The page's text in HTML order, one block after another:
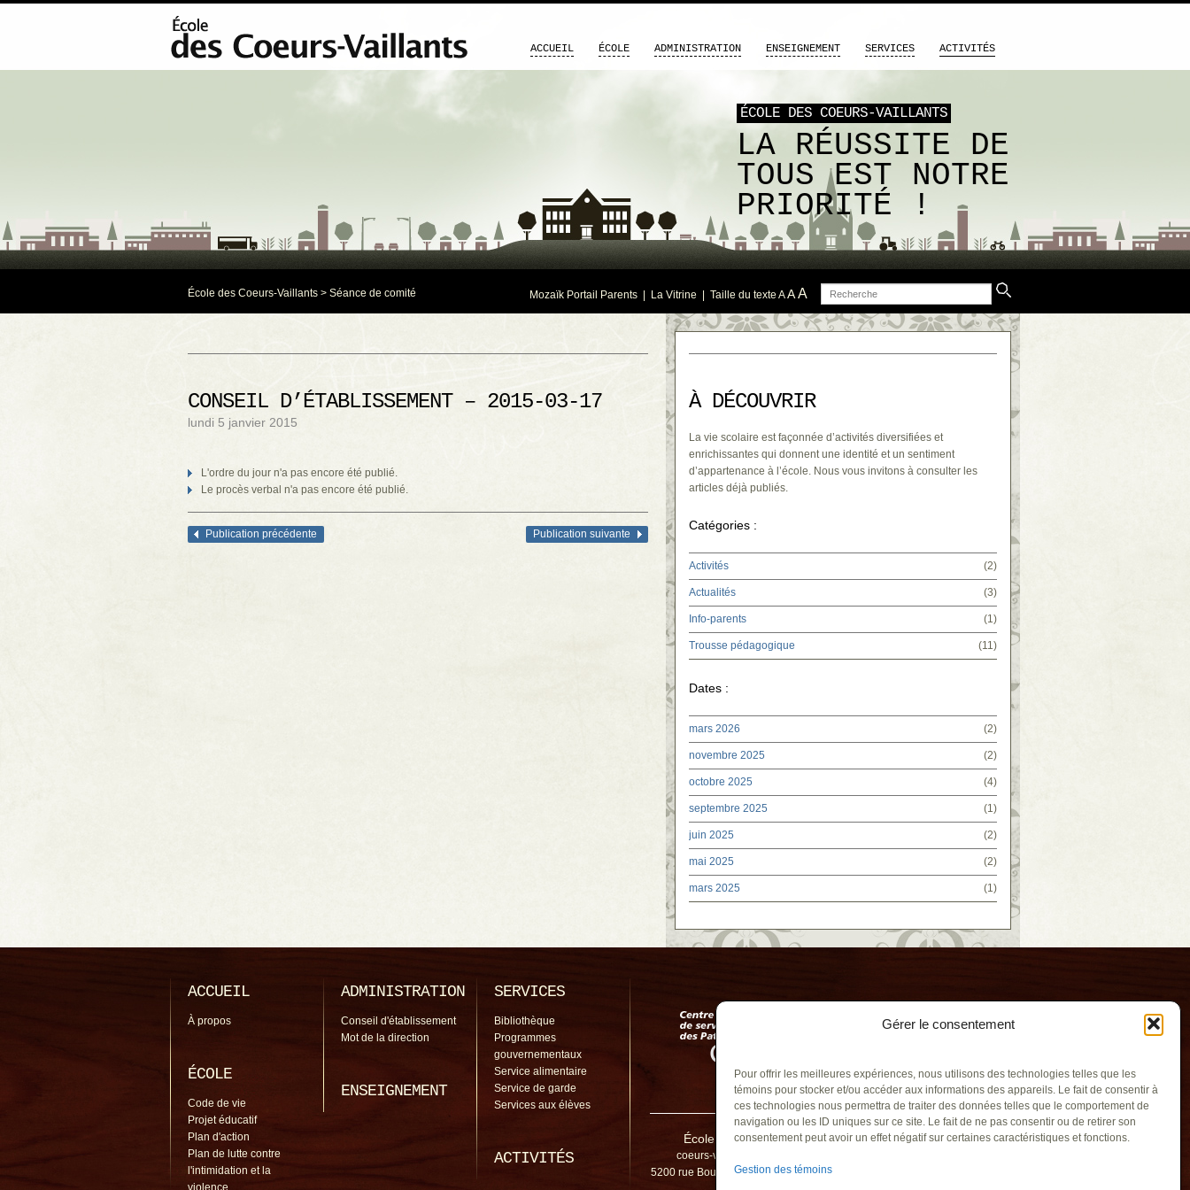
Gérer le consentement
Pour offrir les meilleures expériences, nous utilisons des technologies telles que les
témoins pour stocker et/ou accéder aux informations des appareils. Le fait de consentir à
ces technologies nous permettra de traiter des données telles que le comportement de
navigation ou les ID uniques sur ce site. Le fait de ne pas consentir ou de retirer son
consentement peut avoir un effet négatif sur certaines caractéristiques et fonctions.
Gestion des témoins
ÉCOLE DES COEURS-VAILLANTS
LA RÉUSSITE DE
TOUS EST NOTRE
PRIORITÉ !
ACCUEIL ÉCOLE ADMINISTRATION ENSEIGNEMENT SERVICES ACTIVITÉS
École des Coeurs-Vaillants > Séance de comité Mozaïk Portail Parents La Vitrine | Taille du texte A AA Recherche
CONSEIL D’ÉTABLISSEMENT – 2015-03-17
lundi 5 janvier 2015
L'ordre du jour n'a pas encore été publié.
Le procès verbal n'a pas encore été publié.
Navigation des articles
Publication précédente Publication suivante
À DÉCOUVRIR
La vie scolaire est façonnée d’activités diversifiées et
enrichissantes qui donnent une identité et un sentiment
d’appartenance à l’école. Nous vous invitons à consulter les
articles déjà publiés.
Catégories :
Activités (2)
Actualités (3)
Info-parents (1)
Trousse pédagogique (11)
Dates :
mars 2026 (2)
novembre 2025 (2)
octobre 2025 (4)
septembre 2025 (1)
juin 2025 (2)
mai 2025 (2)
mars 2025 (1)
ACCUEIL
À propos
ÉCOLE
Code de vie
Projet éducatif
Plan d'action
Plan de lutte contre
l'intimidation et la
violence
ADMINISTRATION
Conseil d'établissement
Mot de la direction
ENSEIGNEMENT
SERVICES
Bibliothèque
Programmes
gouvernementaux
Service alimentaire
Service de garde
Services aux élèves
ACTIVITÉS
École des Coeurs-Vaillants
coeurs-vaillants@cssp.gouv.qc.ca
5200 rue Bourgchemin, Contrecoeur QC J0L